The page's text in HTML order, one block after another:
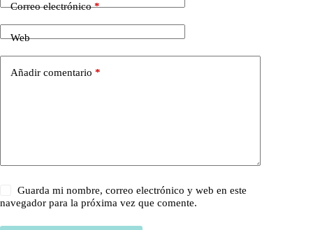
Correo electrónico*
Web
Añadir comentario *
Guarda mi nombre, correo electrónico y web en este
navegador para la próxima vez que comente.